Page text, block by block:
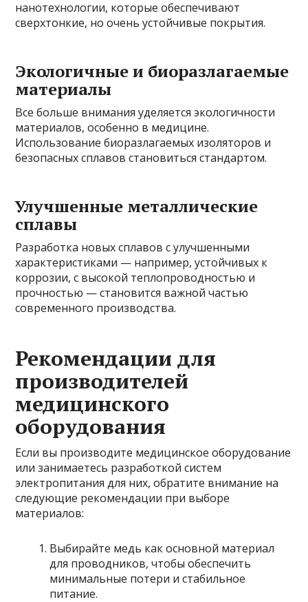
нанотехнологии, которые обеспечивают
сверхтонкие, но очень устойчивые покрытия.
Экологичные и биоразлагаемые
материалы
Все больше внимания уделяется экологичности
материалов, особенно в медицине.
Использование биоразлагаемых изоляторов и
безопасных сплавов становиться стандартом.
Улучшенные металлические
сплавы
Разработка новых сплавов с улучшенными
характеристиками — например, устойчивых к
коррозии, с высокой теплопроводностью и
прочностью — становится важной частью
современного производства.
Рекомендации для
производителей
медицинского
оборудования
Если вы производите медицинское оборудование
или занимаетесь разработкой систем
электропитания для них, обратите внимание на
следующие рекомендации при выборе
материалов:
Выбирайте медь как основной материал
для проводников, чтобы обеспечить
минимальные потери и стабильное
питание.